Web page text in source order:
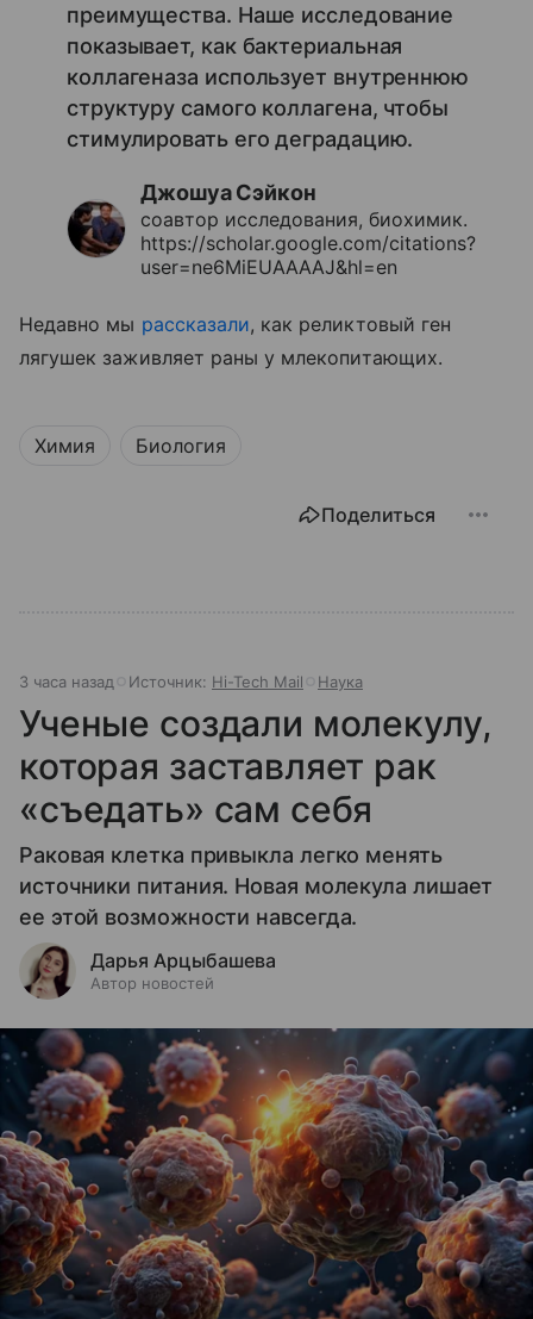
преимущества. Наше исследование
показывает, как бактериальная
коллагеназа использует внутреннюю
структуру самого коллагена, чтобы
стимулировать его деградацию.
Джошуа Сэйкон
соавтор исследования, биохимик.
https://scholar.google.com/citations?
user=ne6MiEUAAAAJ&hl=en
Недавно мы рассказали, как реликтовый ген
лягушек заживляет раны у млекопитающих.
Химия Биология
Поделиться
3 часа назад Источник: Hi-Tech Mail Наука
Ученые создали молекулу,
которая заставляет рак
«съедать» сам себя
Раковая клетка привыкла легко менять
источники питания. Новая молекула лишает
ее этой возможности навсегда.
Дарья Арцыбашева
Автор новостей